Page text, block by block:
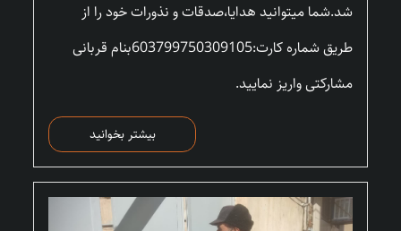
شد.شما میتوانید هدایا،صدقات و نذورات خود را از
طریق شماره کارت:603799750309105بنام قربانی
مشارکتی واریز نمایید.
بیشتر بخوانید